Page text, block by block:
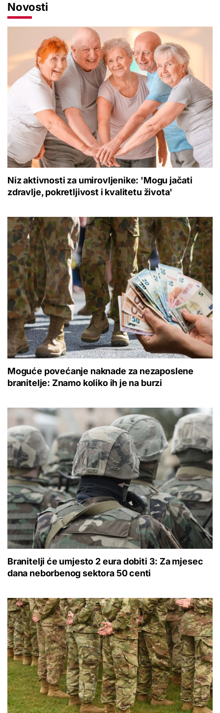
Novosti
Niz aktivnosti za umirovljenike: 'Mogu jačati
zdravlje, pokretljivost i kvalitetu života'
Moguće povećanje naknade za nezaposlene
branitelje: Znamo koliko ih je na burzi
Branitelji će umjesto 2 eura dobiti 3: Za mjesec
dana neborbenog sektora 50 centi